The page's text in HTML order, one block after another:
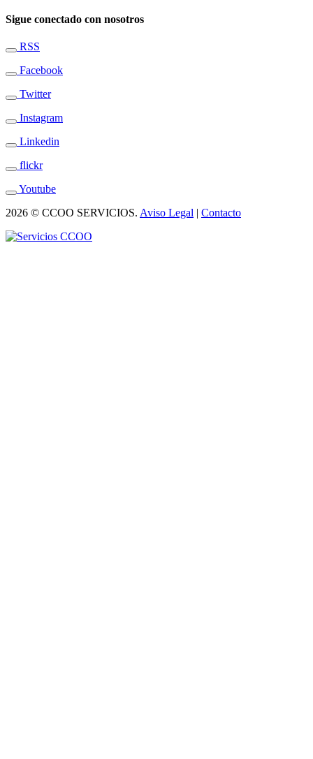
Sigue conectado con nosotros
RSS
Facebook
Twitter
Instagram
Linkedin
flickr
Youtube
2026 © CCOO SERVICIOS. Aviso Legal | Contacto